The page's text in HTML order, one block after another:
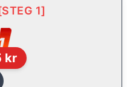
STEG 1]
kr